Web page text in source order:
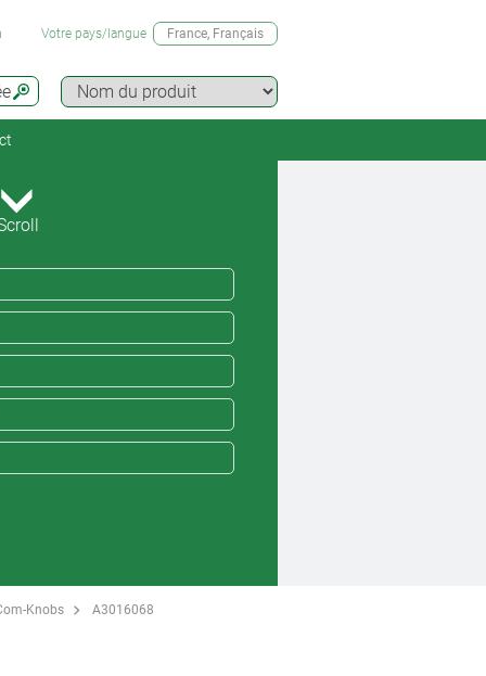
Votre pays/langue France, Français
Knobs A3016068